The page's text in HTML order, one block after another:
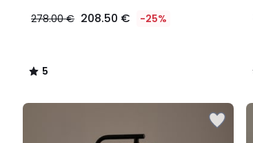
278.00 € 208.50 € -25%
5
/